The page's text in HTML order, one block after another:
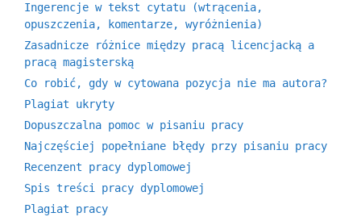
Ingerencje w tekst cytatu (wtrącenia,
opuszczenia, komentarze, wyróżnienia)
Zasadnicze różnice między pracą licencjacką a
pracą magisterską
Co robić, gdy w cytowana pozycja nie ma autora?
Plagiat ukryty
Dopuszczalna pomoc w pisaniu pracy
Najczęściej popełniane błędy przy pisaniu pracy
Recenzent pracy dyplomowej
Spis treści pracy dyplomowej
Plagiat pracy